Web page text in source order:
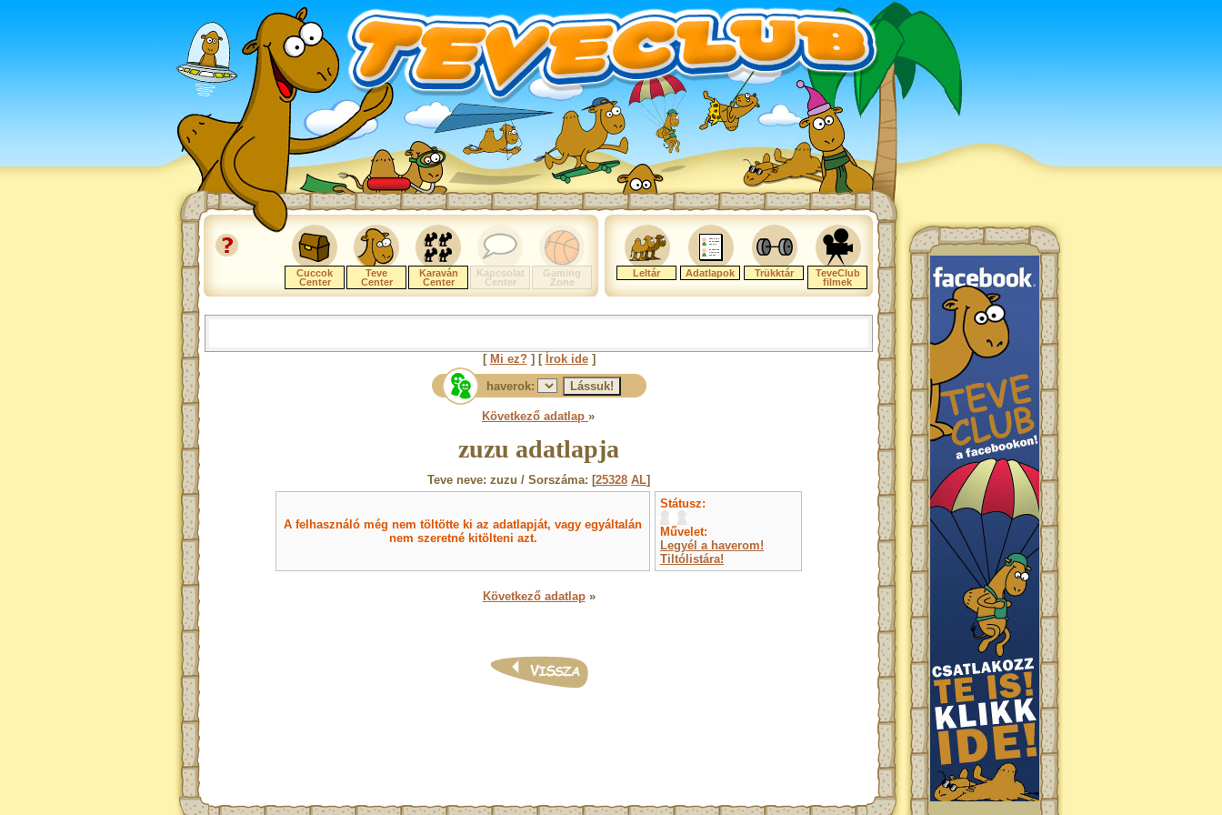
Cuccok
Center
Teve
Center
Karaván
Center
Kapcsolat
Center
Gaming
Zone
Leltár Adatlapok Trükktár
TeveClub
filmek
[ Mi ez?] [ Írok ide]
haverok:
Következő adatlap »
zuzu adatlapja
Teve neve: zuzu / Sorszáma: [25328 AL]
A felhasználó még nem töltötte ki az adatlapját, vagy egyáltalán
nem szeretné kitölteni azt.
Státusz:
Művelet:
Legyél a haverom!
Tiltólistára!
Következő adatlap»